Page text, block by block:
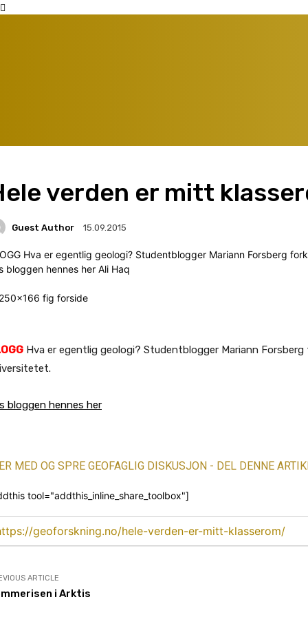
verden er mitt
Guest Author 15.09.2015
Hva er egentlig geologi? Studentblogger Mariann Forsberg
bloggen hennes her Ali Haq
Hva er egentlig geologi? Studentblogger Mariann
bloggen hennes her
MED OG SPRE GEOFAGLIG DISKUSJON - DEL DENNE
tool="addthis_inline_share_toolbox"]
geoforskning.no/hele-verden-er-mitt-klasserom/
ARTICLE
i Arktis